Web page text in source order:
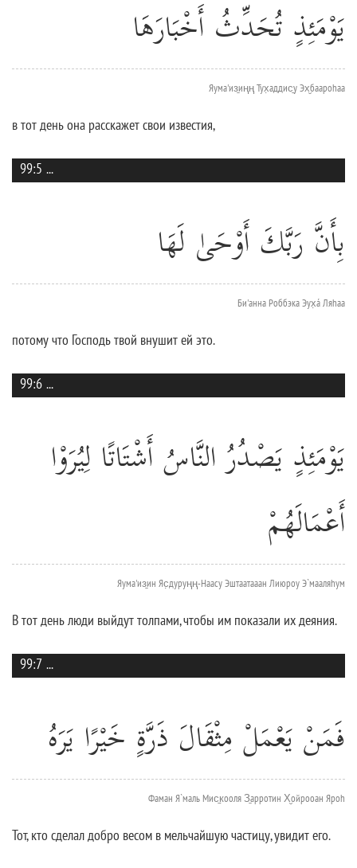
يَوْمَئِذٍ تُحَدِّثُ أَخْبَارَهَا
Яума'из̱иңң Тух̣аддис̱у Эх̮баароhаа
в тот день она расскажет свои известия,
99:5 ...
بِأَنَّ رَبَّكَ أَوْحَىٰ لَهَا
Би'анна Роббэка Эух̣á Ляhаа
потому что Господь твой внушит ей это.
99:6 ...
يَوْمَئِذٍ يَصْدُرُ النَّاسُ أَشْتَاتًا لِيُرَوْا
أَعْمَالَهُمْ
Яума'из̱ин Яс̣дуруңң-Наасу Эштаатааан Лиюроу Э`мааляhум
В тот день люди выйдут толпами, чтобы им показали их деяния.
99:7 ...
فَمَنْ يَعْمَلْ مِثْقَالَ ذَرَّةٍ خَيْرًا يَرَهُ
Фаман Я`маль Мис̱к̣ооля З̱арротин Х̮ойрооан Яроh
Тот, кто сделал добро весом в мельчайшую частицу, увидит его.